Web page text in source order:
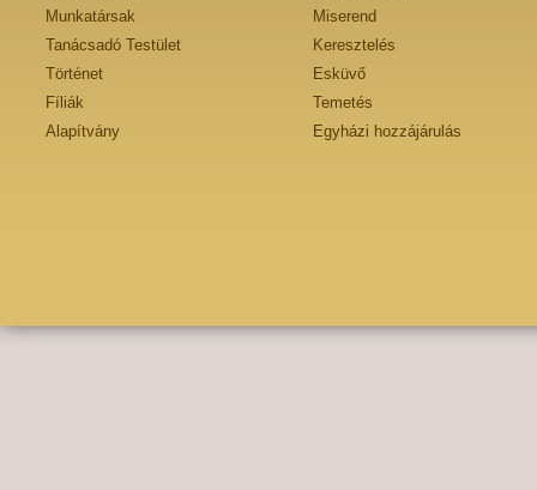
Munkatársak
Tanácsadó Testület
Történet
Fíliák
Alapítvány
Miserend
Keresztelés
Esküvő
Temetés
Egyházi hozzájárulás